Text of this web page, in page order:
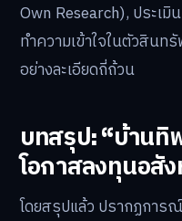
Own Research), ประเมิ
ทำความเข้าใจในตัวสินท
อย่างละเอียดถี่ถ้วน
บทสรุป: “บ้านทิ
โอกาสลงทุนอสัง
โดยสรุปแล้ว ปรากฏการณ์